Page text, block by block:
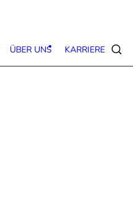
ÜBER UNS KARRIERE